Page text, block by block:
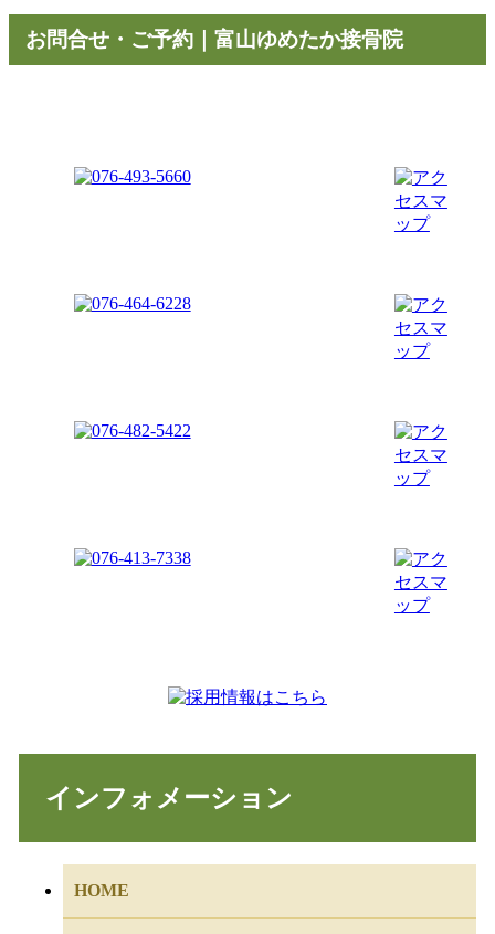
お問合せ・ご予約｜富山ゆめたか接骨院
インフォメーション
HOME